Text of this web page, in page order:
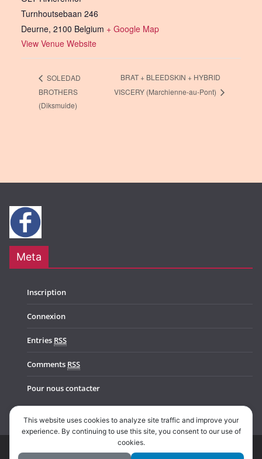
Turnhoutsebaan 246
Deurne, 2100 Belgium + Google Map
View Venue Website
SOLEDAD
BROTHERS
(Diksmuide)
BRAT + BLEEDSKIN + HYBRID
VISCERY (Marchienne-au-Pont)
Meta
Inscription
Connexion
Entries RSS
Comments RSS
Pour nous contacter
Copyright © 2026Music In Belgium. All rights reserved.
This website uses cookies to analyze site traffic and improve your
experience. By continuing to use this site, you consent to our use of
cookies.